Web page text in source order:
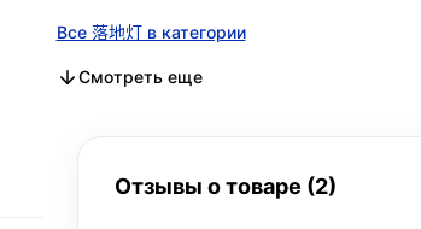
Все 落地灯 в категории
Все дизайнерские светильники в категории
Все торшеры в категории
Смотреть еще
Отзывы о товаре (2)